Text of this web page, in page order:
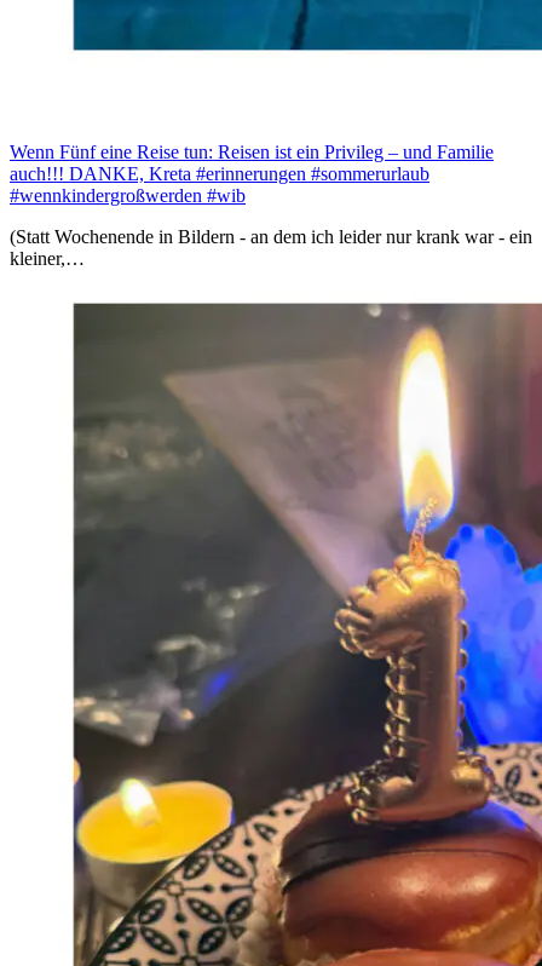
Wenn Fünf eine Reise tun: Reisen ist ein Privileg – und Familie
auch!!! DANKE, Kreta #erinnerungen #sommerurlaub
#wennkindergroßwerden #wib
(Statt Wochenende in Bildern - an dem ich leider nur krank war - ein
kleiner,…